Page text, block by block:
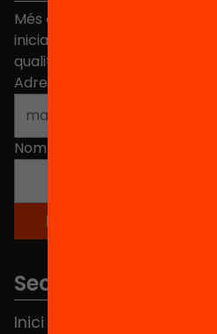
Més de 40.000 persones ja
iniciatives, propostes i
qualitat de l'educació a
Adreça electrònica
Nom
Seccions
Inici